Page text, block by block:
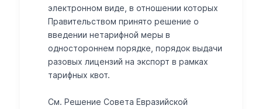
электронном виде, в отношении которых
Правительством принято решение о
введении нетарифной меры в
одностороннем порядке, порядок выдачи
разовых лицензий на экспорт в рамках
тарифных квот.
См. Решение Совета Евразийской